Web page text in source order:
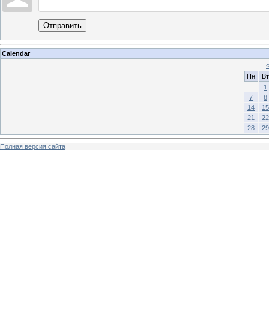
Отправить
Calendar
«
Пн
Вт
1
7
8
14
15
21
22
28
29
Полная версия сайта